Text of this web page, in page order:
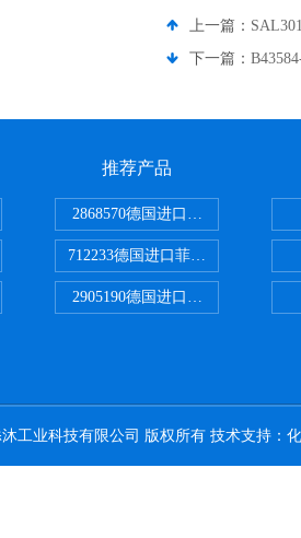
上一篇：
下一篇：
推荐产品
2868570德国进口菲尼克斯电源
712233德国进口菲尼克斯断路器
2905190德国进口菲尼克斯继电器
工业科技有限公司 版权所有 技术支持：